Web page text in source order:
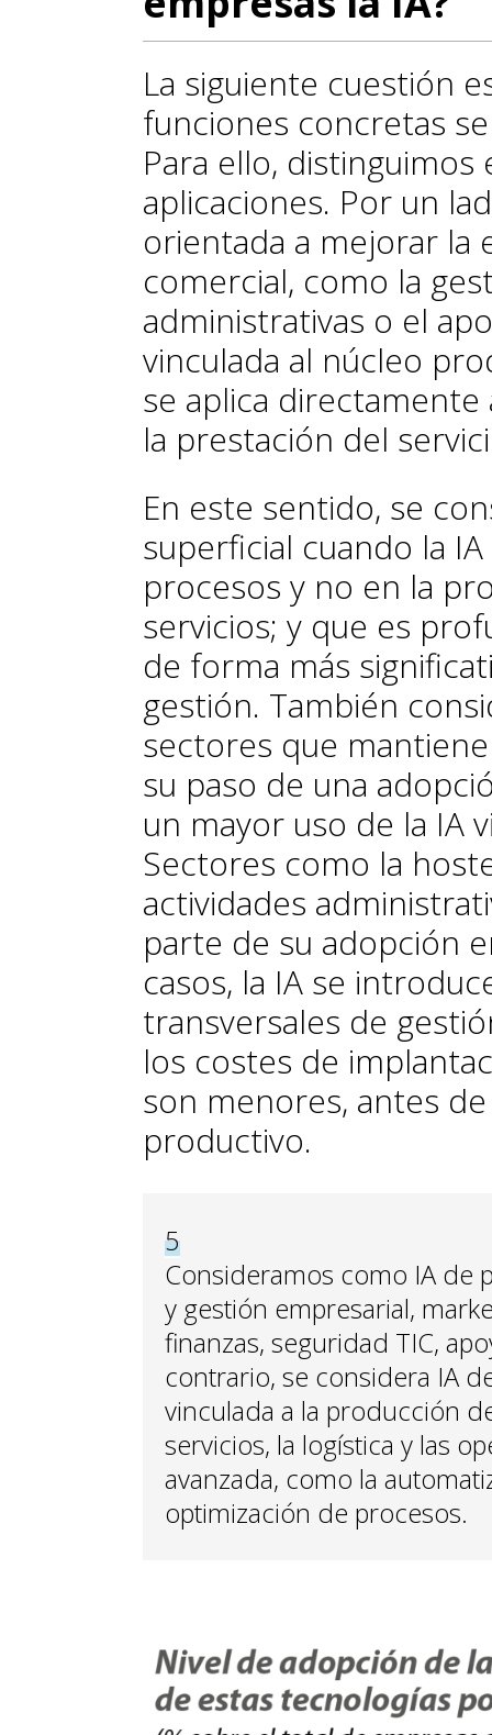
La siguiente cuestión
funciones concretas
Para ello,
aplicaciones. Por un
orientada a mejorar la
comercial, como la
administrativas o el
vinculada al núcleo
se aplica
la prestación del
En este sentido, se
superficial cuando la
procesos y no en la
servicios; y que es
de forma más
gestión. También
sectores que
su paso de una
un mayor uso de la IA
Sectores como la
actividades
parte de su adopción
casos, la IA se
transversales de
los costes de
son menores, antes
productivo.
5
Consideramos como IA de
y gestión empresarial,
finanzas, seguridad TIC,
contrario, se considera IA
vinculada a la producción
servicios, la logística y las
avanzada, como la
optimización de procesos.